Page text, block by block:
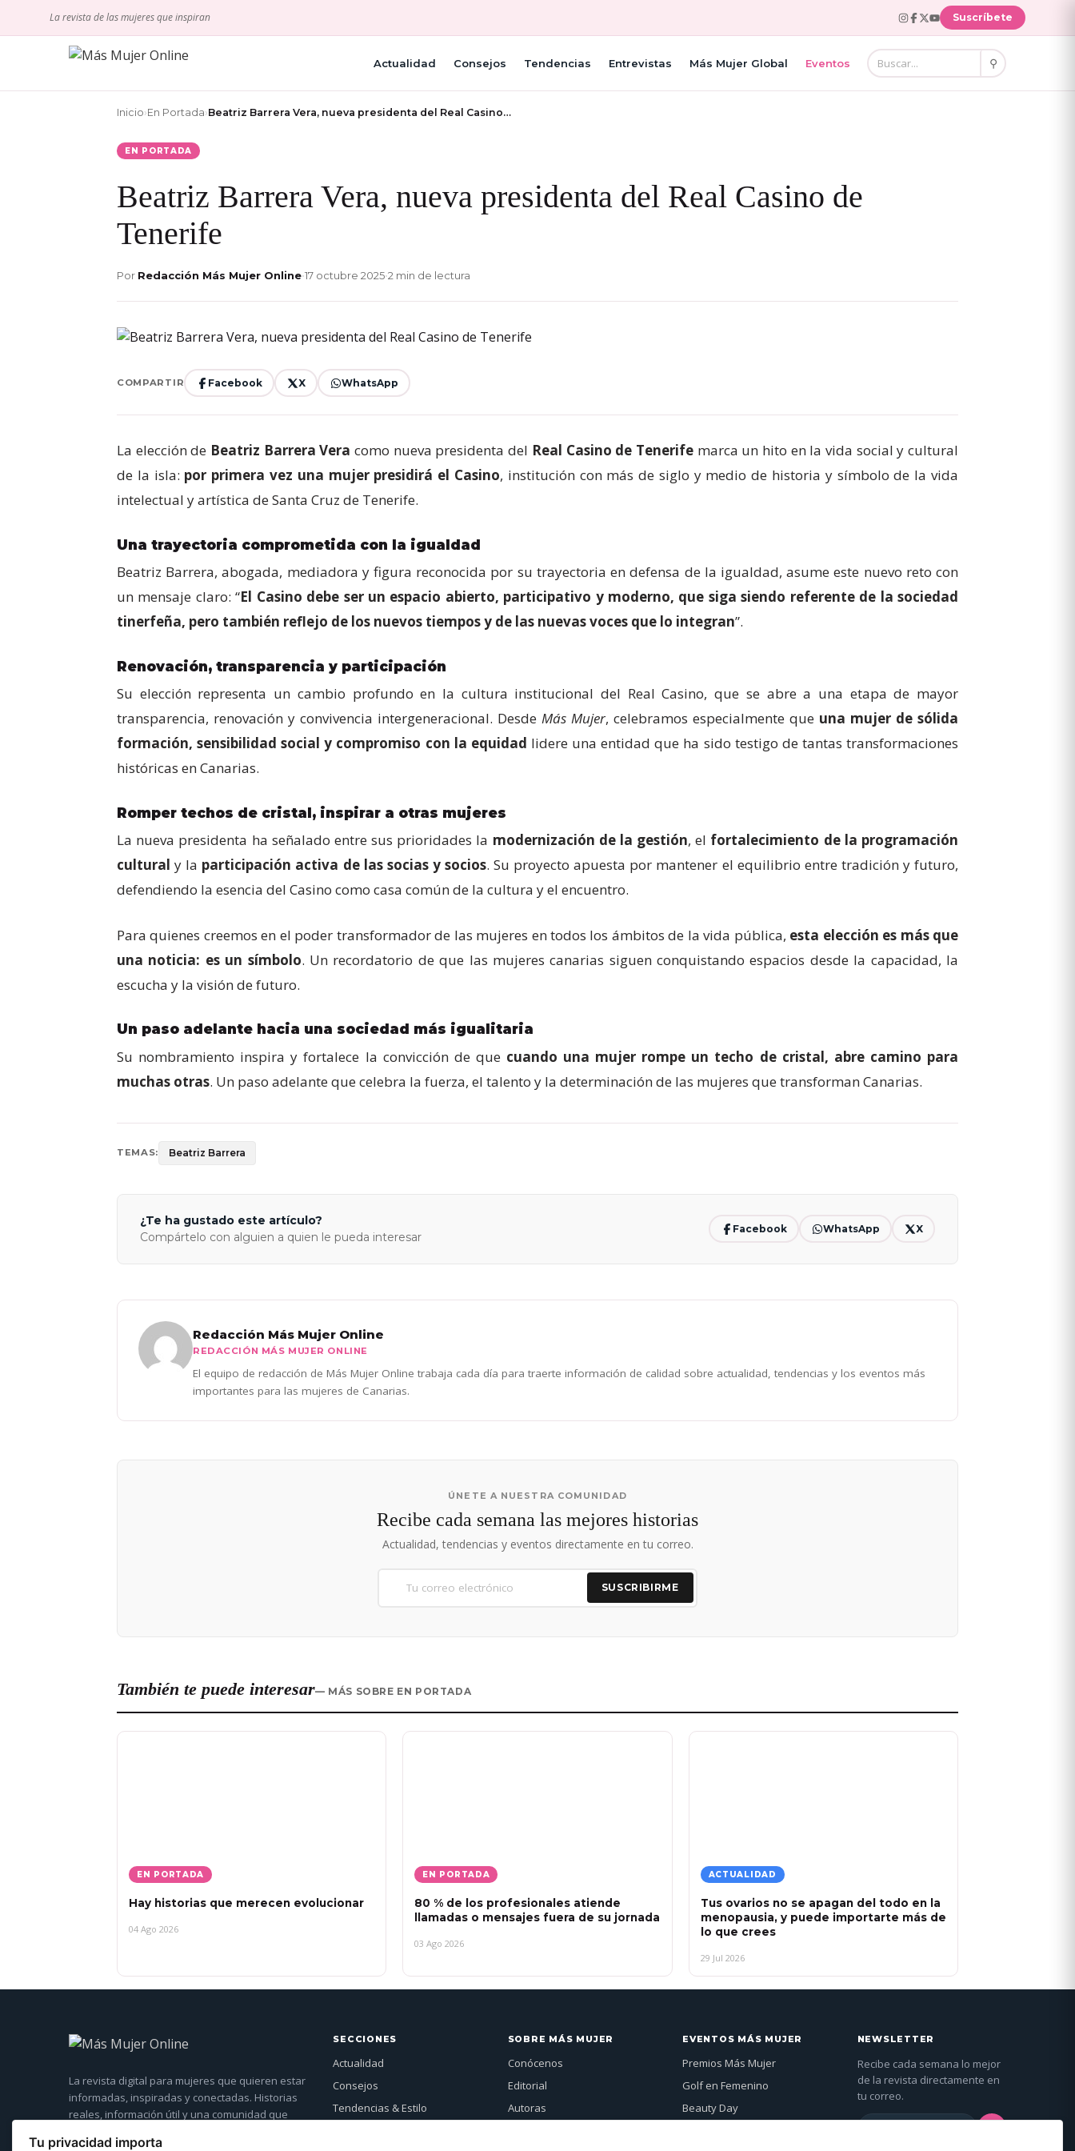
La revista de las mujeres que inspiran Suscríbete
Actualidad Consejos Tendencias Entrevistas Más Mujer Global Eventos ⚲
Inicio›En Portada›Beatriz Barrera Vera, nueva presidenta del Real Casino…
EN PORTADA
Beatriz Barrera Vera, nueva presidenta del Real Casino de
Tenerife
Por Redacción Más Mujer Online•17 octubre 2025•2 min de lectura
COMPARTIR Facebook X WhatsApp
La elección de Beatriz Barrera Vera como nueva presidenta del Real Casino de Tenerifemarca un hito en la vida social y cultural
de la isla: por primera vez una mujer presidirá el Casino, institución con más de siglo y medio de historia y símbolo de la vida
intelectual y artística de Santa Cruz de Tenerife.
Una trayectoria comprometida con la igualdad
Beatriz Barrera, abogada, mediadora y figura reconocida por su trayectoria en defensa de la igualdad, asume este nuevo reto con
un mensaje claro: “El Casino debe ser un espacio abierto, participativo y moderno, que siga siendo referente de la sociedad
tinerfeña, pero también reflejo de los nuevos tiempos y de las nuevas voces que lo integran”.
Renovación, transparencia y participación
Su elección representa un cambio profundo en la cultura institucional del Real Casino, que se abre a una etapa de mayor
transparencia, renovación y convivencia intergeneracional. Desde Más Mujer, celebramos especialmente que una mujer de sólida
formación, sensibilidad social y compromiso con la equidad lidere una entidad que ha sido testigo de tantas transformaciones
históricas en Canarias.
Romper techos de cristal, inspirar a otras mujeres
La nueva presidenta ha señalado entre sus prioridades la modernización de la gestión, el fortalecimiento de la programación
cultural y la participación activa de las socias y socios. Su proyecto apuesta por mantener el equilibrio entre tradición y futuro,
defendiendo la esencia del Casino como casa común de la cultura y el encuentro.
Para quienes creemos en el poder transformador de las mujeres en todos los ámbitos de la vida pública, esta elección es más que
una noticia: es un símbolo. Un recordatorio de que las mujeres canarias siguen conquistando espacios desde la capacidad, la
escucha y la visión de futuro.
Un paso adelante hacia una sociedad más igualitaria
Su nombramiento inspira y fortalece la convicción de que cuando una mujer rompe un techo de cristal, abre camino para
muchas otras. Un paso adelante que celebra la fuerza, el talento y la determinación de las mujeres que transforman Canarias.
TEMAS: Beatriz Barrera
¿Te ha gustado este artículo?
Compártelo con alguien a quien le pueda interesar
Facebook WhatsApp X
Redacción Más Mujer Online
REDACCIÓN MÁS MUJER ONLINE
El equipo de redacción de Más Mujer Online trabaja cada día para traerte información de calidad sobre actualidad, tendencias y los eventos más
importantes para las mujeres de Canarias.
ÚNETE A NUESTRA COMUNIDAD
Recibe cada semana las mejores historias
Actualidad, tendencias y eventos directamente en tu correo.
SUSCRIBIRME
También te puede interesar— MÁS SOBRE EN PORTADA
EN PORTADA
Hay historias que merecen evolucionar
04 Ago 2026
EN PORTADA
80 % de los profesionales atiende
llamadas o mensajes fuera de su jornada
03 Ago 2026
ACTUALIDAD
Tus ovarios no se apagan del todo en la
menopausia, y puede importarte más de
lo que crees
29 Jul 2026
La revista digital para mujeres que quieren estar
informadas, inspiradas y conectadas. Historias
reales, información útil y una comunidad que
SECCIONES
Actualidad
Consejos
Tendencias & Estilo
SOBRE MÁS MUJER
Conócenos
Editorial
Autoras
EVENTOS MÁS MUJER
Premios Más Mujer
Golf en Femenino
Beauty Day
NEWSLETTER
Recibe cada semana lo mejor
de la revista directamente en
tu correo.
Tu privacidad importa